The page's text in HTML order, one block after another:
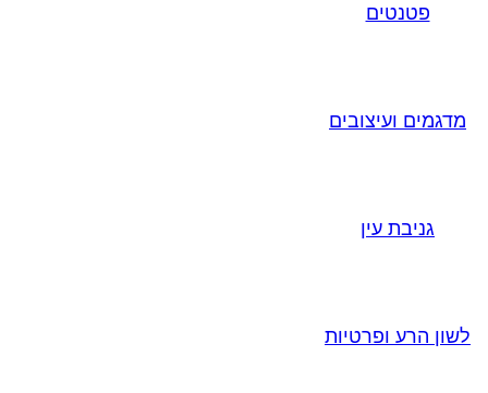
פטנטים
מדגמים ועיצובים
גניבת עין
לשון הרע ופרטיות